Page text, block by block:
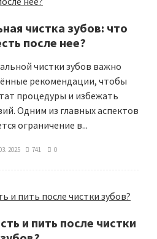
чистка зубов: что
после нее?
чистки зубов важно
рекомендации, чтобы
процедуры и избежать
Одним из главных аспектов
ограничение в...
2025 741 0
и пить после чистки